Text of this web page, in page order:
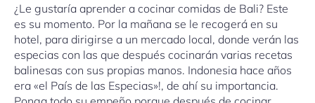
¿Le gustaría aprender a cocinar comidas de Bali? Este
es su momento. Por la mañana se le recogerá en su
hotel, para dirigirse a un mercado local, donde verán las
especias con las que después cocinarán varias recetas
balinesas con sus propias manos. Indonesia hace años
era «el País de las Especias»!, de ahí su importancia.